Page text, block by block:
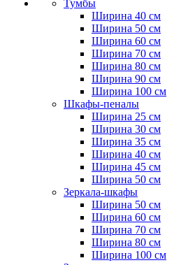
Тумбы
Ширина 40 см
Ширина 50 см
Ширина 60 см
Ширина 70 см
Ширина 80 см
Ширина 90 см
Ширина 100 см
Шкафы-пеналы
Ширина 25 см
Ширина 30 см
Ширина 35 см
Ширина 40 см
Ширина 45 см
Ширина 50 см
Зеркала-шкафы
Ширина 50 см
Ширина 60 см
Ширина 70 см
Ширина 80 см
Ширина 100 см